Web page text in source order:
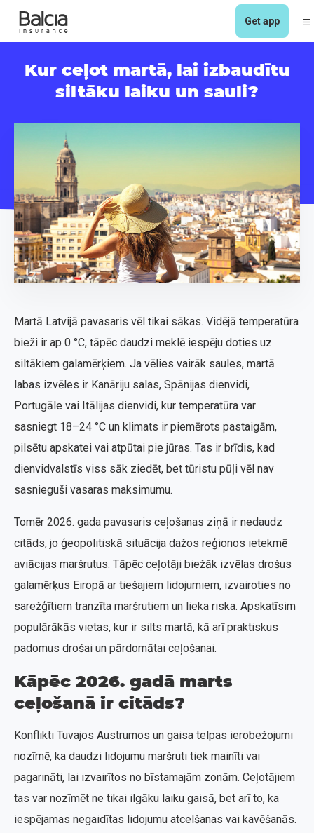
Get app
Kur ceļot martā, lai izbaudītu
siltāku laiku un sauli?
Martā Latvijā pavasaris vēl tikai sākas. Vidējā temperatūra
bieži ir ap 0 °C, tāpēc daudzi meklē iespēju doties uz
siltākiem galamērķiem. Ja vēlies vairāk saules, martā
labas izvēles ir Kanāriju salas, Spānijas dienvidi,
Portugāle vai Itālijas dienvidi, kur temperatūra var
sasniegt 18–24 °C un klimats ir piemērots pastaigām,
pilsētu apskatei vai atpūtai pie jūras. Tas ir brīdis, kad
dienvidvalstīs viss sāk ziedēt, bet tūristu pūļi vēl nav
sasnieguši vasaras maksimumu.
Tomēr 2026. gada pavasaris ceļošanas ziņā ir nedaudz
citāds, jo ģeopolitiskā situācija dažos reģionos ietekmē
aviācijas maršrutus. Tāpēc ceļotāji biežāk izvēlas drošus
galamērķus Eiropā ar tiešajiem lidojumiem, izvairoties no
sarežģītiem tranzīta maršrutiem un lieka riska. Apskatīsim
populārākās vietas, kur ir silts martā, kā arī praktiskus
padomus drošai un pārdomātai ceļošanai.
Kāpēc 2026. gadā marts
ceļošanā ir citāds?
Konflikti Tuvajos Austrumos un gaisa telpas ierobežojumi
nozīmē, ka daudzi lidojumu maršruti tiek mainīti vai
pagarināti, lai izvairītos no bīstamajām zonām. Ceļotājiem
tas var nozīmēt ne tikai ilgāku laiku gaisā, bet arī to, ka
iespējamas negaidītas lidojumu atcelšanas vai kavēšanās.